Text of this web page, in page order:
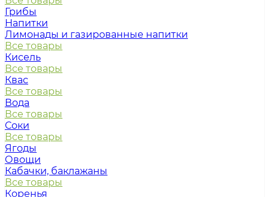
Грибы
Напитки
Лимонады и газированные напитки
Все товары
Кисель
Все товары
Квас
Все товары
Вода
Все товары
Соки
Все товары
Ягоды
Овощи
Кабачки, баклажаны
Все товары
Коренья